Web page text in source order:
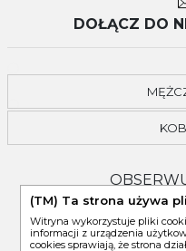
DOŁĄCZ DO
(TM) Ta strona używa
Witryna wykorzystuje pliki
informacji z urządzenia
cookies sprawiają, że strona